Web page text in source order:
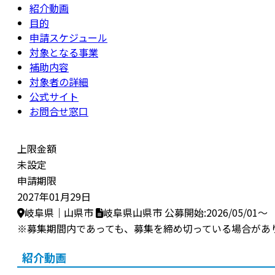
紹介動画
目的
申請スケジュール
対象となる事業
補助内容
対象者の詳細
公式サイト
お問合せ窓口
上限金額
未設定
申請期限
2027年01月29日
岐阜県｜山県市
岐阜県山県市 公募開始:2026/05/01～
※募集期間内であっても、募集を締め切っている場合があ
紹介動画